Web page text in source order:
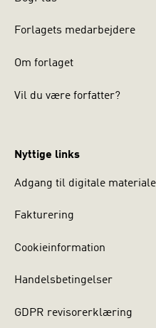
Forlagets medarbejdere
Om forlaget
Vil du være forfatter?
Nyttige links
Adgang til digitale
Fakturering
Cookieinformation
Handelsbetingelser
GDPR revisorerklæring